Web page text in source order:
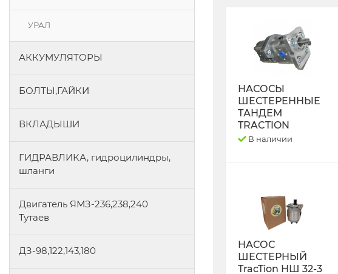
УРАЛ
АККУМУЛЯТОРЫ
БОЛТЫ,ГАЙКИ
ВКЛАДЫШИ
ГИДРАВЛИКА, гидроцилиндры,
шланги
Двигатель ЯМЗ-236,238,240
Тутаев
ДЗ-98,122,143,180
НАСОСЫ
ШЕСТЕРЕННЫЕ
ТАНДЕМ
TRACTION
В наличии
НАСОС
ШЕСТЕРНЫЙ
TracTion НШ 32-3